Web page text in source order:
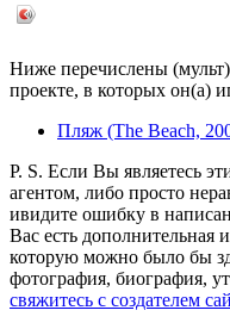
Ниже перечислены
проекте, в которых он(а)
Пляж (The Beach,
P. S. Если Вы являетесь
агентом, либо просто
ивидите ошибку в
Вас есть дополнительная
которую можно было бы
фотография, биография,
свяжитесь с создателем